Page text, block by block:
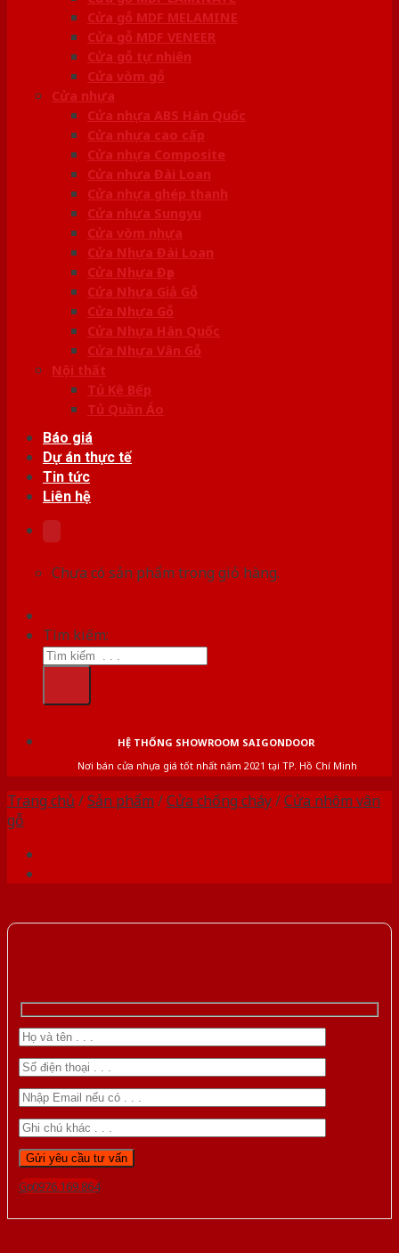
Cửa gỗ MDF MELAMINE
Cửa gỗ MDF VENEER
Cửa gỗ tự nhiên
Cửa vòm gỗ
Cửa nhựa
Cửa nhựa ABS Hàn Quốc
Cửa nhựa cao cấp
Cửa nhựa Composite
Cửa nhựa Đài Loan
Cửa nhựa ghép thanh
Cửa nhựa Sungyu
Cửa vòm nhựa
Cửa Nhựa Đài Loan
Cửa Nhựa Đẹp
Cửa Nhựa Giả Gỗ
Cửa Nhựa Gỗ
Cửa Nhựa Hàn Quốc
Cửa Nhựa Vân Gỗ
Nội thất
Tủ Kệ Bếp
Tủ Quần Áo
Báo giá
Dự án thực tế
Tin tức
Liên hệ
Chưa có sản phẩm trong giỏ hàng.
Tìm kiếm:
HỆ THỐNG SHOWROOM SAIGONDOOR
Nơi bán cửa nhựa giá tốt nhất năm 2021 tại TP. Hồ Chí Minh
Trang chủ /Sản phẩm /Cửa chống cháy/Cửa nhôm vân
gỗ
Gọi 0976.169.864